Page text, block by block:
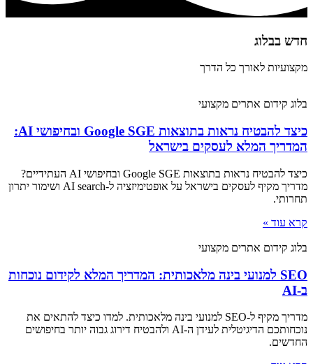
חדש בבלוג​
מקצועיות לאורך כל הדרך
בלוג קידום אתרים מקצועי
כיצד להבטיח נראות בתוצאות Google SGE ובחיפושי AI:
המדריך המלא לעסקים בישראל
כיצד להבטיח נראות בתוצאות Google SGE ובחיפושי AI העתידיים?
מדריך מקיף לעסקים בישראל על אופטימיזציה ל-AI search ושימור יתרון
תחרותי.
קרא עוד »
בלוג קידום אתרים מקצועי
SEO למנועי בינה מלאכותית: המדריך המלא לקידום נוכחות
ב-AI
מדריך מקיף ל-SEO למנועי בינה מלאכותית. למדו כיצד להתאים את
נוכחותכם הדיגיטלית לעידן ה-AI ולהבטיח דירוג גבוה יותר בחיפושים
החדשים.